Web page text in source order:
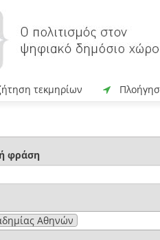
τεκμηρίων
φράση
Αθηνών